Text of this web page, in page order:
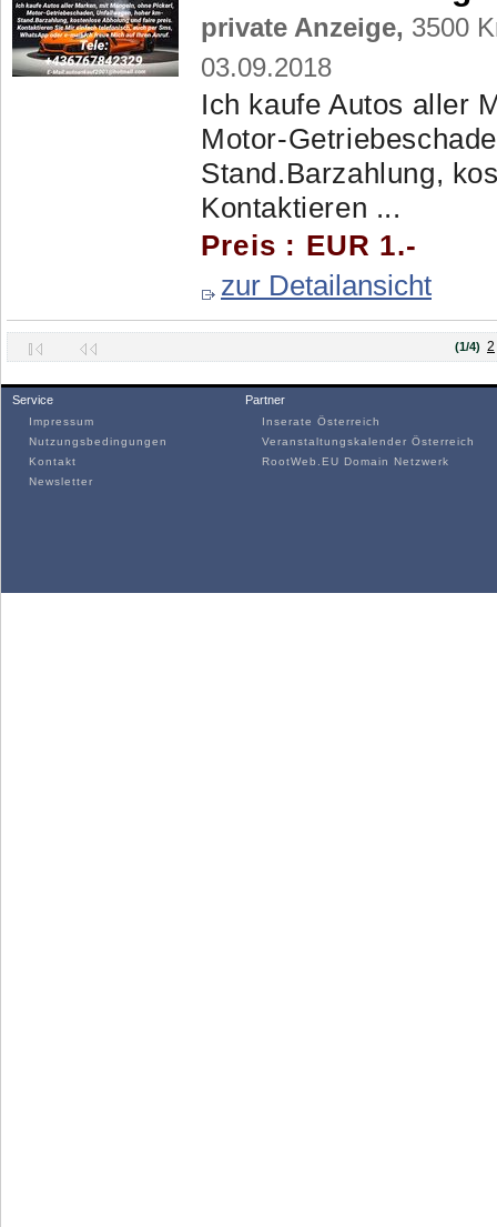
private Anzeige, 3500
03.09.2018
Ich kaufe Autos aller
Motor-
Stand.Barzahlung,
Kontaktieren ...
Preis : EUR 1.-
zur Detailansicht
(1/4) 2
Service
Impressum
Nutzungsbedingungen
Kontakt
Newsletter
Partner
Inserate Österreich
Veranstaltungskalender Österreich
RootWeb.EU Domain Netzwerk